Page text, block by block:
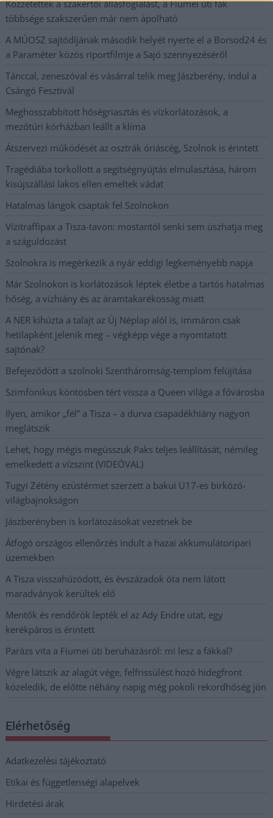
Közzétették a szakértői állásfoglalást, a Fiumei úti fák
többsége szakszerűen már nem ápolható
A MÚOSZ sajtódíjának második helyét nyerte el a Borsod24 és
a Paraméter közös riportfilmje a Sajó szennyezéséről
Tánccal, zeneszóval és vásárral telik meg Jászberény, indul a
Csángó Fesztivál
Meghosszabbított hőségriasztás és vízkorlátozások, a
mezőtúri kórházban leállt a klíma
Átszervezi működését az osztrák óriáscég, Szolnok is érintett
Tragédiába torkollott a segítségnyújtás elmulasztása, három
kisújszállási lakos ellen emeltek vádat
Hatalmas lángok csaptak fel Szolnokon
Vízitraffipax a Tisza-tavon: mostantól senki sem úszhatja meg
a száguldozást
Szolnokra is megérkezik a nyár eddigi legkeményebb napja
Már Szolnokon is korlátozások léptek életbe a tartós hatalmas
hőség, a vízhiány és az áramtakarékosság miatt
A NER kihúzta a talajt az Új Néplap alól is, immáron csak
hetilapként jelenik meg – végképp vége a nyomtatott
sajtónak?
Befejeződött a szolnoki Szentháromság-templom felújítása
Szimfonikus köntösben tért vissza a Queen világa a fővárosba
Ilyen, amikor „fél” a Tisza – a durva csapadékhiány nagyon
meglátszik
Lehet, hogy mégis megússzuk Paks teljes leállítását, némileg
emelkedett a vízszint (VIDEÓVAL)
Tugyi Zétény ezüstérmet szerzett a bakui U17-es birkózó-
világbajnokságon
Jászberényben is korlátozásokat vezetnek be
Átfogó országos ellenőrzés indult a hazai akkumulátoripari
üzemekben
A Tisza visszahúzódott, és évszázadok óta nem látott
maradványok kerültek elő
Mentők és rendőrök lepték el az Ady Endre utat, egy
kerékpáros is érintett
Parázs vita a Fiumei úti beruházásról: mi lesz a fákkal?
Végre látszik az alagút vége, felfrissülést hozó hidegfront
közeledik, de előtte néhány napig még pokoli rekordhőség jön
Elérhetőség
Adatkezelési tájékoztató
Etikai és függetlenségi alapelvek
Hirdetési árak